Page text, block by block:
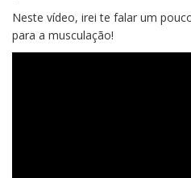
Neste vídeo, irei te falar um
para a musculação!